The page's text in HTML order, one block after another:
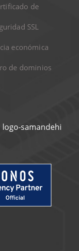
de
SSL
económica
de dominios